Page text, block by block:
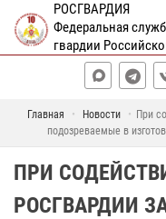
РОСГВАРДИЯ
Федеральная
гвардии
Главная Новости
При
подозреваемые в
ПРИ
РОСГВАРДИИ